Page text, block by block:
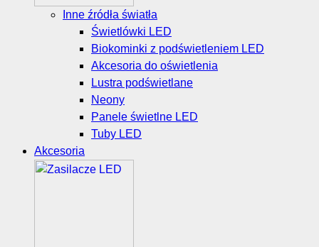
Inne źródła światła
Świetlówki LED
Biokominki z podświetleniem LED
Akcesoria do oświetlenia
Lustra podświetlane
Neony
Panele świetlne LED
Tuby LED
Akcesoria